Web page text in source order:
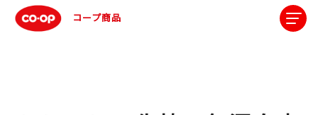
コープ商品